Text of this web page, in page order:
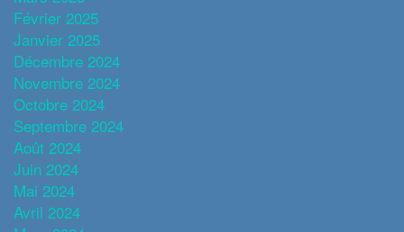
Février 2025
Janvier 2025
Décembre 2024
Novembre 2024
Octobre 2024
Septembre 2024
Août 2024
Juin 2024
Mai 2024
Avril 2024